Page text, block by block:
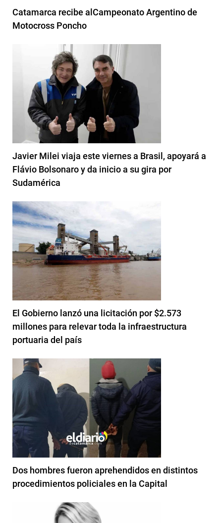
Catamarca recibe alCampeonato Argentino de
Motocross Poncho
Javier Milei viaja este viernes a Brasil, apoyará a
Flávio Bolsonaro y da inicio a su gira por
Sudamérica
El Gobierno lanzó una licitación por $2.573
millones para relevar toda la infraestructura
portuaria del país
Dos hombres fueron aprehendidos en distintos
procedimientos policiales en la Capital